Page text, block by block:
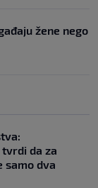
žene nego
da za
samo dva